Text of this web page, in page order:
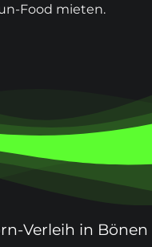
Food mieten.
Verleih in Bönen